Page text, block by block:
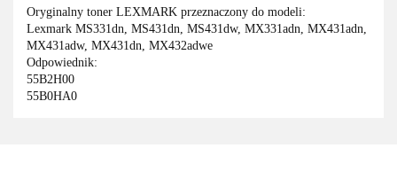
Oryginalny toner LEXMARK przeznaczony do modeli:
Lexmark MS331dn, MS431dn, MS431dw, MX331adn, MX431adn,
MX431adw, MX431dn, MX432adwe
Odpowiednik:
55B2H00
55B0HA0